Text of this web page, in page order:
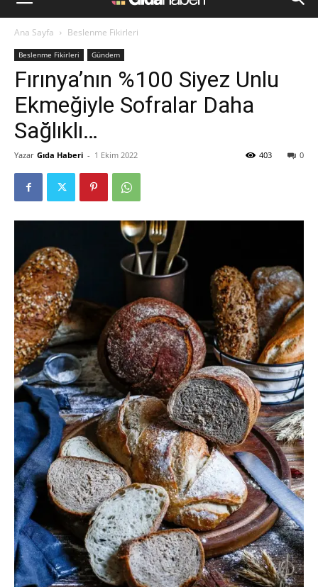
Ana Sayfa Beslenme Fikirleri
Beslenme Fikirleri Gündem
Fırınya’nın %100 Siyez Unlu
Ekmeğiyle Sofralar Daha
Sağlıklı…
Yazar Gıda Haberi - 1 Ekim 2022 0
403